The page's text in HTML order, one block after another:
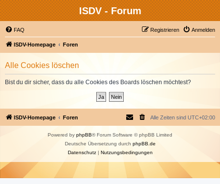
ISDV - Forum
FAQ Anmelden
Registrieren
ISDV-Homepage Foren
Alle Cookies löschen
Bist du dir sicher, dass du alle Cookies des Boards löschen möchtest?
ISDV-Homepage Foren Alle Zeiten sind UTC+02:00
Powered by phpBB® Forum Software © phpBB Limited
Deutsche Übersetzung durch phpBB.de
Datenschutz| Nutzungsbedingungen